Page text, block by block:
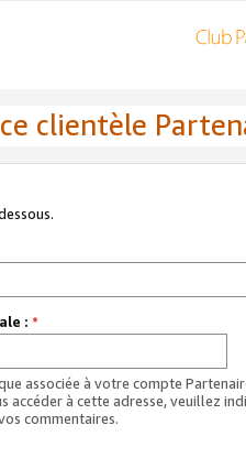
clientèle
: *
associée à votre compte
accéder à cette adresse, veuillez
commentaires.